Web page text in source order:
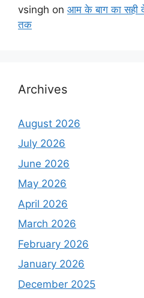
vsingh on आम के बाग का
तक
Archives
August 2026
July 2026
June 2026
May 2026
April 2026
March 2026
February 2026
January 2026
December 2025